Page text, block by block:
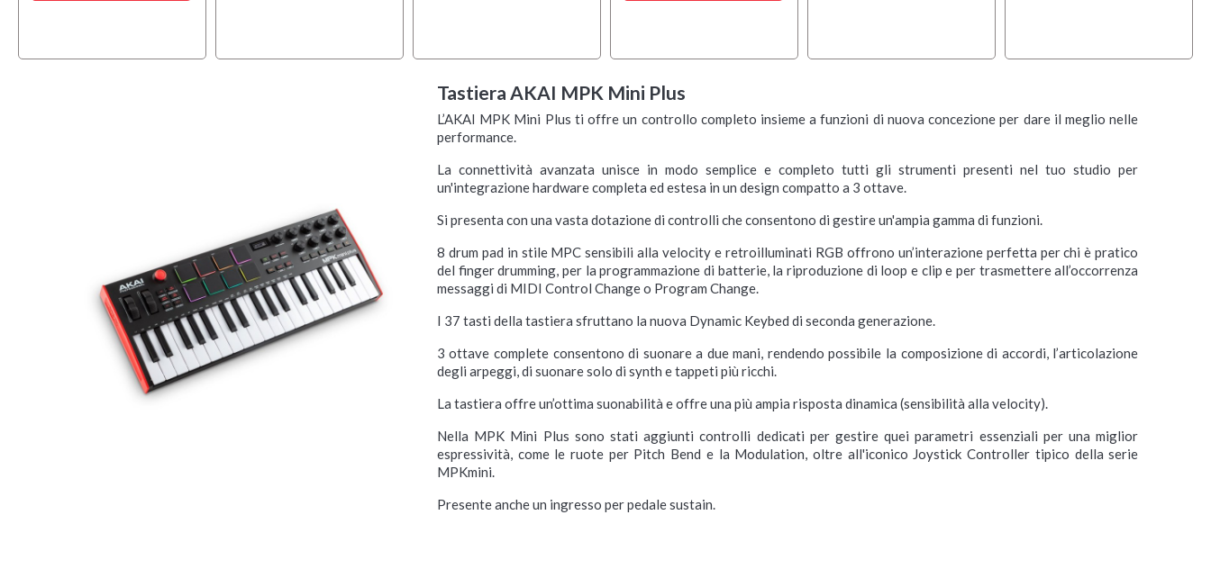
Tastiera AKAI MPK Mini Plus
L’AKAI MPK Mini Plus ti offre un controllo completo insieme a funzioni di nuova concezione per dare il meglio nelle
performance.
La connettività avanzata unisce in modo semplice e completo tutti gli strumenti presenti nel tuo studio per
un'integrazione hardware completa ed estesa in un design compatto a 3 ottave.
Si presenta con una vasta dotazione di controlli che consentono di gestire un'ampia gamma di funzioni.
8 drum pad in stile MPC sensibili alla velocity e retroilluminati RGB offrono un’interazione perfetta per chi è pratico
del finger drumming, per la programmazione di batterie, la riproduzione di loop e clip e per trasmettere all’occorrenza
messaggi di MIDI Control Change o Program Change.
I 37 tasti della tastiera sfruttano la nuova Dynamic Keybed di seconda generazione.
3 ottave complete consentono di suonare a due mani, rendendo possibile la composizione di accordi, l’articolazione
degli arpeggi, di suonare solo di synth e tappeti più ricchi.
La tastiera offre un’ottima suonabilità e offre una più ampia risposta dinamica (sensibilità alla velocity).
Nella MPK Mini Plus sono stati aggiunti controlli dedicati per gestire quei parametri essenziali per una miglior
espressività, come le ruote per Pitch Bend e la Modulation, oltre all'iconico Joystick Controller tipico della serie
MPKmini.
Presente anche un ingresso per pedale sustain.